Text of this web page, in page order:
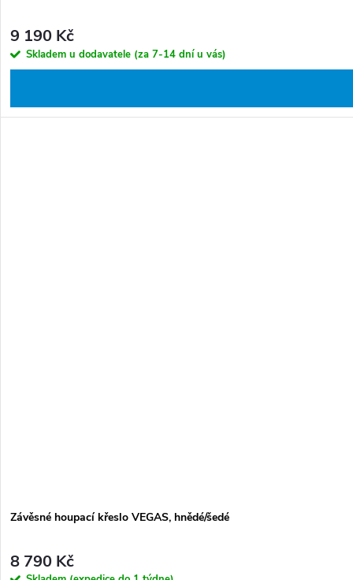
9 190 Kč
Skladem u dodavatele (za 7-14 dní u vás)
Závěsné houpací křeslo VEGAS, hnědé/šedé
8 790 Kč